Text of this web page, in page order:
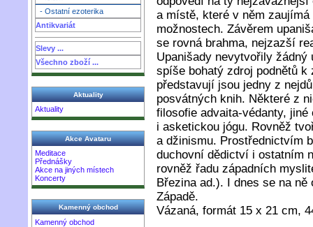
- Ostatní ezoterika
Antikvariát
Slevy ...
Všechno zboží ...
Aktuality
Aktuality
Akce Avataru
Meditace
Přednášky
Akce na jiných místech
Koncerty
Kamenný obchod
Kamenný obchod
a místě, které v něm
možnostech. Závěrem
se rovná brahma, nejzazší
Upanišady nevytvořily
spíše bohatý zdroj podnětů
představují jsou jedny z
posvátných knih. Některé z
filosofie advaita-védanty,
i asketickou jógu. Rovněž
a džinismu. Prostřednictvím
duchovní dědictví i ostatním
rovněž řadu západních
Březina ad.). I dnes se na
Západě.
Vázaná, formát 15 x 21 cm,